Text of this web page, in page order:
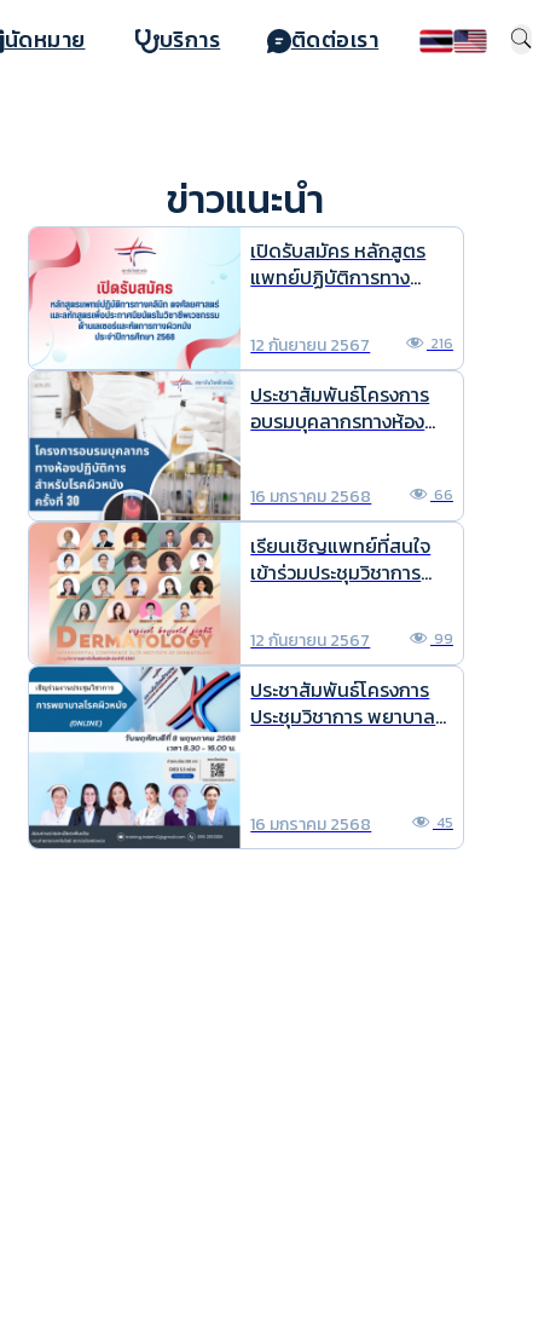
นัดหมาย บริการ ติดต่อเรา
ข่าวแนะนำ
เปิดรับสมัคร หลักสูตร
แพทย์ปฏิบัติการทาง
และหลักสูตร เพื่อ
ประกาศนียบัตรในวิชาชีพ
เวชกรรม ด้านเลเซอร์และ
หัตการทางผิวหนัง ประจำ
ปีการศึกษา 2568
12 กันยายน 2567 216
ประชาสัมพันธ์โครงการ
อบรมบุคลากรทางห้อง
16 มกราคม 2568 66
เรียนเชิญแพทย์ที่สนใจ
เข้าร่วมประชุมวิชาการ
12 กันยายน 2567 99
ประชาสัมพันธ์โครงการ
ประชุมวิชาการ พยาบาล
16 มกราคม 2568 45